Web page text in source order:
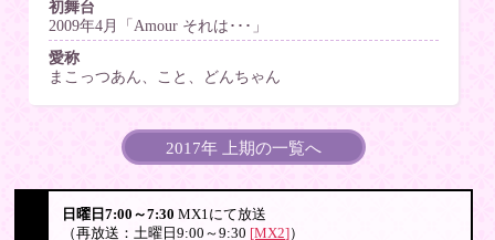
初舞台
2009年4月「Amour それは･･･」
愛称
まこっつあん、こと、どんちゃん
2017年 上期の一覧へ
日曜日7:00～7:30 MX1にて放送
（再放送：土曜日9:00～9:30 [MX2]）